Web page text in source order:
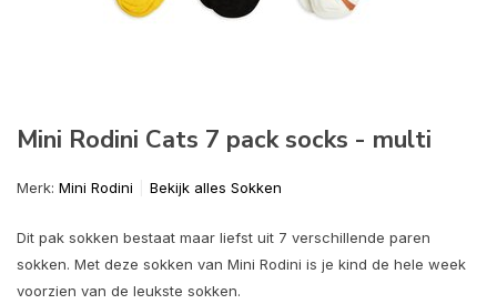
Mini Rodini Cats 7 pack socks - multi
Merk: Mini Rodini Bekijk alles Sokken
Dit pak sokken bestaat maar liefst uit 7 verschillende paren
sokken. Met deze sokken van Mini Rodini is je kind de hele week
voorzien van de leukste sokken.